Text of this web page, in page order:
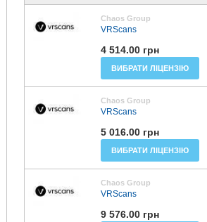
Chaos Group
VRScans
4 514.00 грн
ВИБРАТИ ЛІЦЕНЗІЮ
Chaos Group
VRScans
5 016.00 грн
ВИБРАТИ ЛІЦЕНЗІЮ
Chaos Group
VRScans
9 576.00 грн